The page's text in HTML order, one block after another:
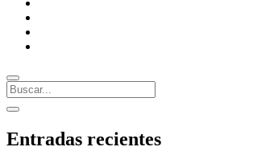
Buscar
Barra
lateral
abrir
lateral
Entradas recientes